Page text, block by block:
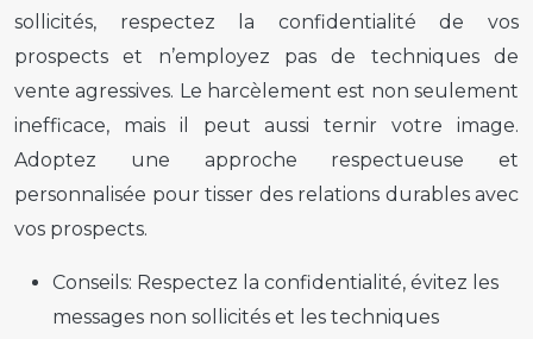
sollicités, respectez la confidentialité de vos
prospects et n’employez pas de techniques de
vente agressives. Le harcèlement est non seulement
inefficace, mais il peut aussi ternir votre image.
Adoptez une approche respectueuse et
personnalisée pour tisser des relations durables avec
vos prospects.
Conseils: Respectez la confidentialité, évitez les
messages non sollicités et les techniques